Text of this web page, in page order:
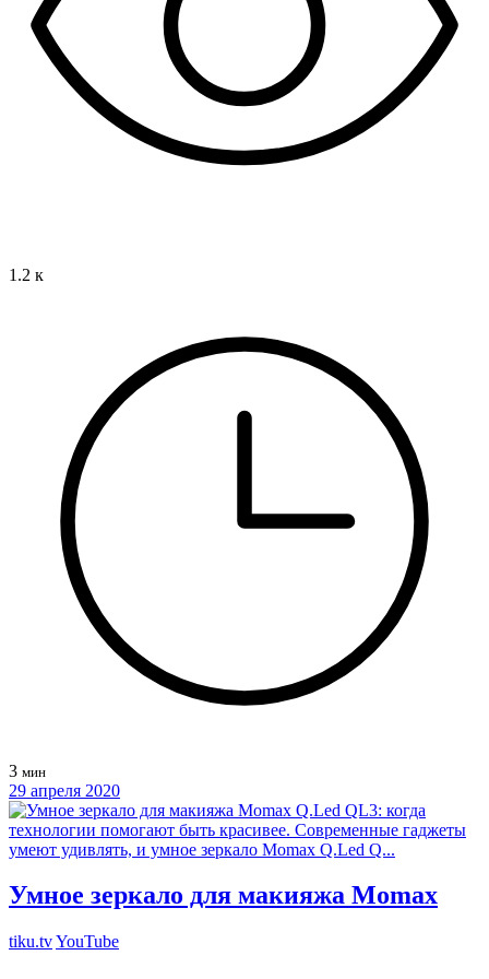
1.2 к
3 мин
29 апреля 2020
Умное зеркало для макияжа Momax
tiku.tvYouTube